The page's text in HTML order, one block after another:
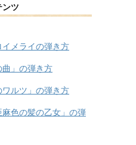
ンツ
メライの弾き方
曲」の弾き方
ルツ」の弾き方
麻色の髪の乙女」の弾